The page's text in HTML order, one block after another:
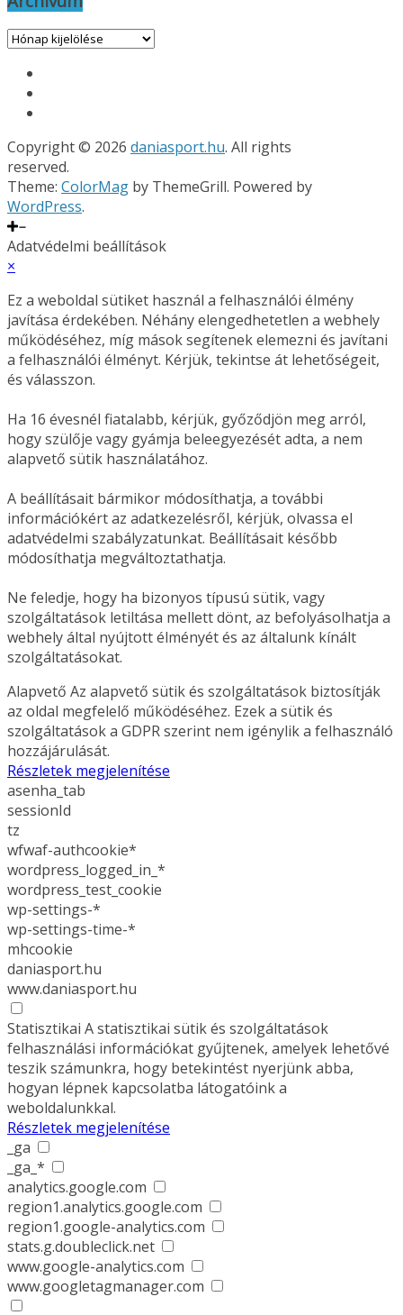
Archívum
Copyright © 2026 daniasport.hu. All rights
reserved.
Theme: ColorMag by ThemeGrill. Powered by
WordPress.
Adatvédelmi beállítások
×
Ez a weboldal sütiket használ a felhasználói élmény
javítása érdekében. Néhány elengedhetetlen a webhely
működéséhez, míg mások segítenek elemezni és javítani
a felhasználói élményt. Kérjük, tekintse át lehetőségeit,
és válasszon.
Ha 16 évesnél fiatalabb, kérjük, győződjön meg arról,
hogy szülője vagy gyámja beleegyezését adta, a nem
alapvető sütik használatához.
A beállításait bármikor módosíthatja, a további
információkért az adatkezelésről, kérjük, olvassa el
adatvédelmi szabályzatunkat. Beállításait később
módosíthatja megváltoztathatja.
Ne feledje, hogy ha bizonyos típusú sütik, vagy
szolgáltatások letiltása mellett dönt, az befolyásolhatja a
webhely által nyújtott élményét és az általunk kínált
szolgáltatásokat.
Alapvető Az alapvető sütik és szolgáltatások biztosítják
az oldal megfelelő működéséhez. Ezek a sütik és
szolgáltatások a GDPR szerint nem igénylik a felhasználó
hozzájárulását.
Részletek megjelenítése
asenha_tab
sessionId
tz
wfwaf-authcookie*
wordpress_logged_in_*
wordpress_test_cookie
wp-settings-*
wp-settings-time-*
mhcookie
daniasport.hu
www.daniasport.hu
Statisztikai A statisztikai sütik és szolgáltatások
felhasználási információkat gyűjtenek, amelyek lehetővé
teszik számunkra, hogy betekintést nyerjünk abba,
hogyan lépnek kapcsolatba látogatóink a
weboldalunkkal.
Részletek megjelenítése
_ga
_ga_*
analytics.google.com
region1.analytics.google.com
region1.google-analytics.com
stats.g.doubleclick.net
www.google-analytics.com
www.googletagmanager.com